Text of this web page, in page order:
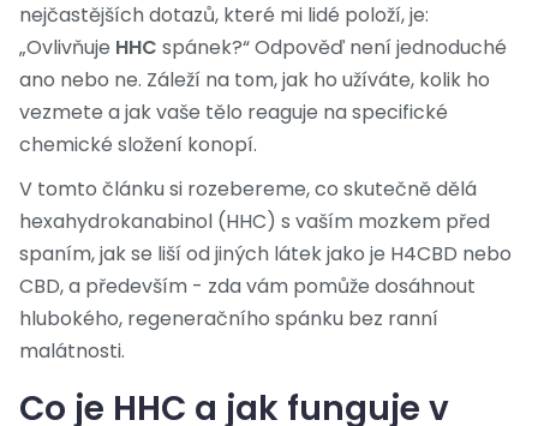
nejčastějších dotazů, které mi lidé položí, je:
„Ovlivňuje HHC spánek?“ Odpověď není jednoduché
ano nebo ne. Záleží na tom, jak ho užíváte, kolik ho
vezmete a jak vaše tělo reaguje na specifické
chemické složení konopí.
V tomto článku si rozebereme, co skutečně dělá
hexahydrokanabinol (HHC) s vaším mozkem před
spaním, jak se liší od jiných látek jako je H4CBD nebo
CBD, a především - zda vám pomůže dosáhnout
hlubokého, regeneračního spánku bez ranní
malátnosti.
Co je HHC a jak funguje v